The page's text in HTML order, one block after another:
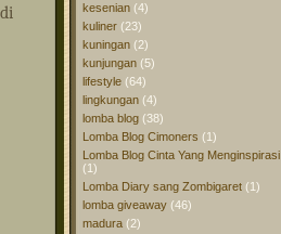
kesenian (4)
kuliner (23)
kuningan (2)
kunjungan (5)
lifestyle (64)
lingkungan (4)
lomba blog (38)
Lomba Blog Cimoners (1)
Lomba Blog Cinta Yang Menginspirasi
(1)
Lomba Diary sang Zombigaret (1)
lomba giveaway (46)
madura (2)